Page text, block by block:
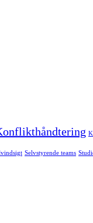
Selvstyrende teams